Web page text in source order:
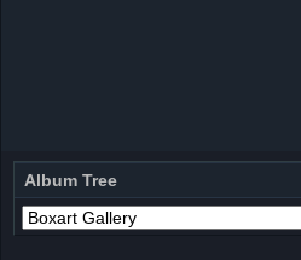
Album Tree